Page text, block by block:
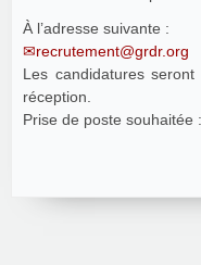
À l’adresse suivante :
recrutement@grdr.org
Les candidatures
réception.
Prise de poste souhaitée